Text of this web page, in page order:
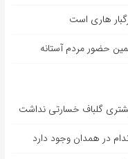
هاری است
حضور مردم آستانه
در همدان وجود دارد